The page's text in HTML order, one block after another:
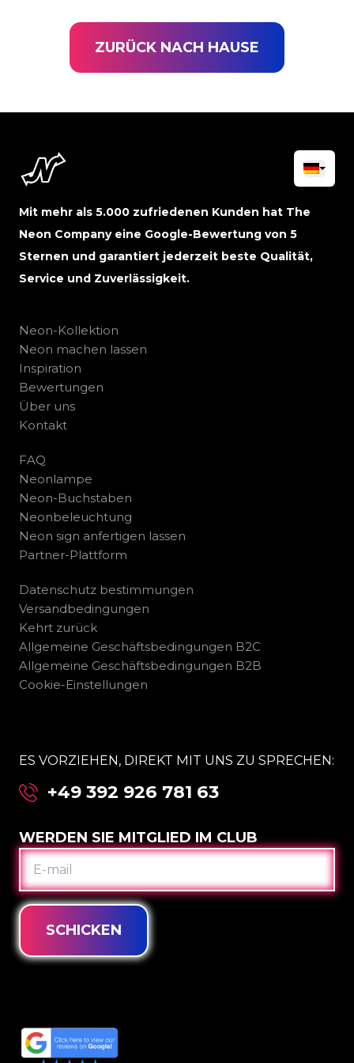
ZURÜCK NACH HAUSE
Mit mehr als 5.000 zufriedenen Kunden hat The
Neon Company eine Google-Bewertung von 5
Sternen und garantiert jederzeit beste Qualität,
Service und Zuverlässigkeit.
Neon-Kollektion
Neon machen lassen
Inspiration
Bewertungen
Über uns
Kontakt
FAQ
Neonlampe
Neon-Buchstaben
Neonbeleuchtung
Neon sign anfertigen lassen
Partner-Plattform
Datenschutz bestimmungen
Versandbedingungen
Kehrt zurück
Allgemeine Geschäftsbedingungen B2C
Allgemeine Geschäftsbedingungen B2B
Cookie-Einstellungen
ES VORZIEHEN, DIREKT MIT UNS ZU SPRECHEN:
+49 392 926 781 63
WERDEN SIE MITGLIED IM CLUB
E-
MAIL
SCHICKEN